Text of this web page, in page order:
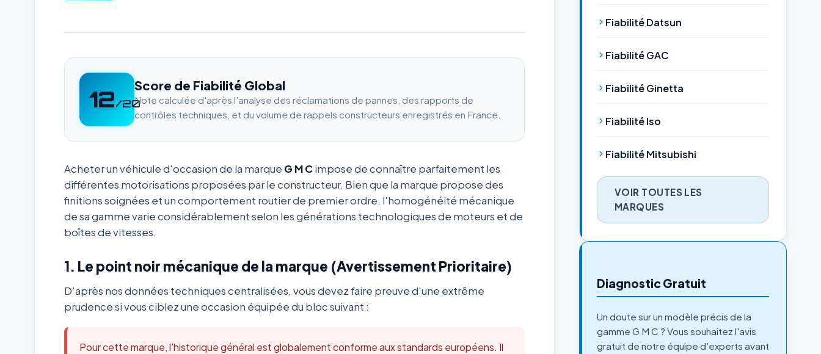
12/20
Score de Fiabilité Global
Note calculée d'après l'analyse des réclamations de pannes, des rapports de
contrôles techniques, et du volume de rappels constructeurs enregistrés en France.
Acheter un véhicule d'occasion de la marque G M Cimpose de connaître parfaitement les
différentes motorisations proposées par le constructeur. Bien que la marque propose des
finitions soignées et un comportement routier de premier ordre, l'homogénéité mécanique
de sa gamme varie considérablement selon les générations technologiques de moteurs et de
boîtes de vitesses.
1. Le point noir mécanique de la marque (Avertissement Prioritaire)
D'après nos données techniques centralisées, vous devez faire preuve d'une extrême
prudence si vous ciblez une occasion équipée du bloc suivant :
Pour cette marque, l'historique général est globalement conforme aux standards européens. Il
Fiabilité Datsun
Fiabilité GAC
Fiabilité Ginetta
Fiabilité Iso
Fiabilité Mitsubishi
VOIR TOUTES LES
MARQUES
Diagnostic Gratuit
Un doute sur un modèle précis de la
gamme G M C ? Vous souhaitez l'avis
gratuit de notre équipe d'experts avant